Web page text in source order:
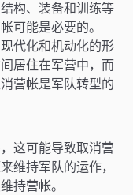
构、装备和训练等
可能是必要的。
代化和机动化的形
居住在军营中，而
营帐是军队转型的
这可能导致取消营
维持军队的运作，
持营帐。